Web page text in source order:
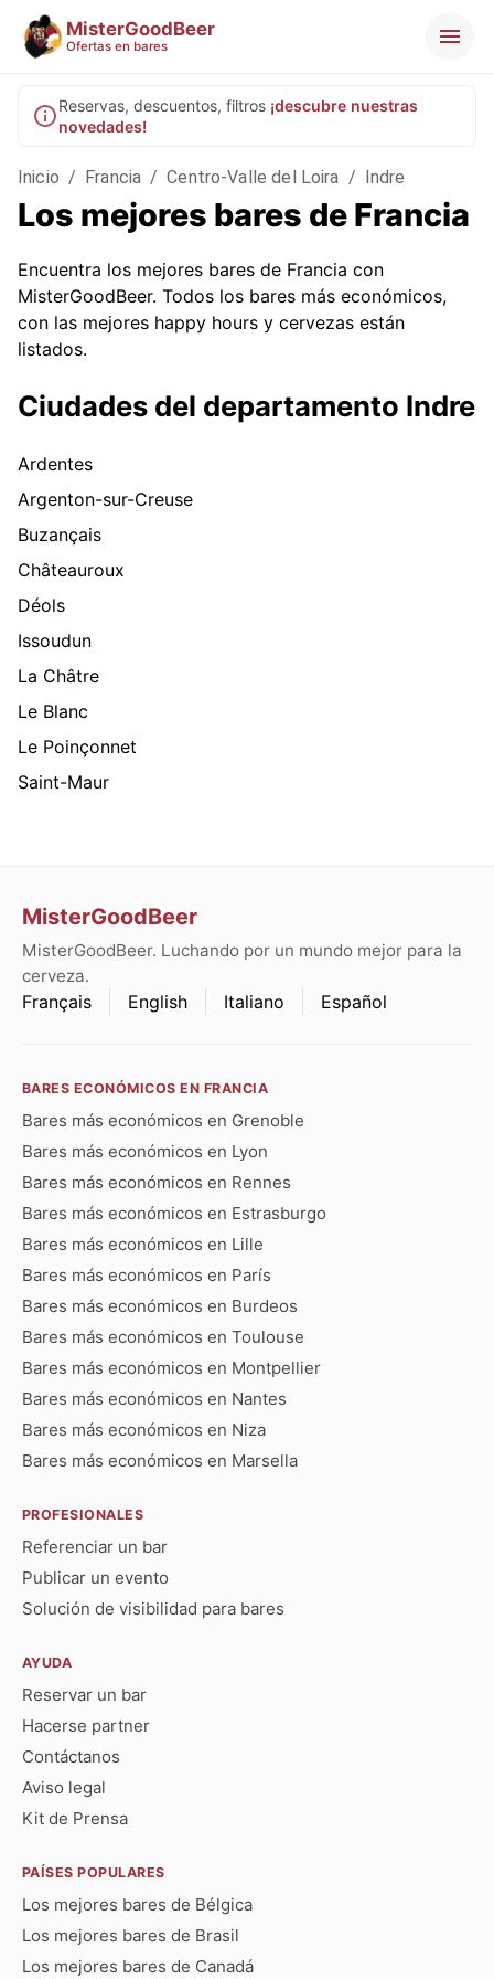
MisterGoodBeer
Ofertas en bares
Reservas, descuentos, filtros ¡descubre nuestras
novedades!
Inicio / Francia / Centro-Valle del Loira / Indre
Los mejores bares de Francia
Encuentra los mejores bares de Francia con
MisterGoodBeer. Todos los bares más económicos,
con las mejores happy hours y cervezas están
listados.
Ciudades del departamento Indre
Ardentes
Argenton-sur-Creuse
Buzançais
Châteauroux
Déols
Issoudun
La Châtre
Le Blanc
Le Poinçonnet
Saint-Maur
MisterGoodBeer
MisterGoodBeer. Luchando por un mundo mejor para la
cerveza.
Français English Italiano Español
BARES ECONÓMICOS EN FRANCIA
Bares más económicos en Grenoble
Bares más económicos en Lyon
Bares más económicos en Rennes
Bares más económicos en Estrasburgo
Bares más económicos en Lille
Bares más económicos en París
Bares más económicos en Burdeos
Bares más económicos en Toulouse
Bares más económicos en Montpellier
Bares más económicos en Nantes
Bares más económicos en Niza
Bares más económicos en Marsella
PROFESIONALES
Referenciar un bar
Publicar un evento
Solución de visibilidad para bares
AYUDA
Reservar un bar
Hacerse partner
Contáctanos
Aviso legal
Kit de Prensa
PAÍSES POPULARES
Los mejores bares de Bélgica
Los mejores bares de Brasil
Los mejores bares de Canadá